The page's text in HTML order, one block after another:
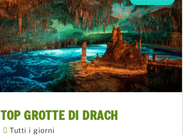
TOP GROTTE DI DRACH
Tutti i giorni